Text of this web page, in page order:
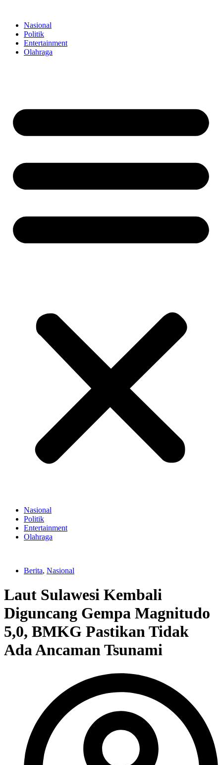
contentNasional
Politik
Entertainment
Olahraga
Nasional
Politik
Entertainment
Olahraga
Berita, Nasional
Laut Sulawesi Kembali
Diguncang Gempa Magnitudo
5,0, BMKG Pastikan Tidak
Ada Ancaman Tsunami